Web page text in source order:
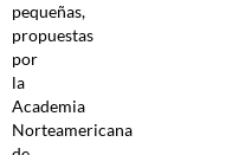
pequeñas,
propuestas
por
la
Academia
Norteamericana